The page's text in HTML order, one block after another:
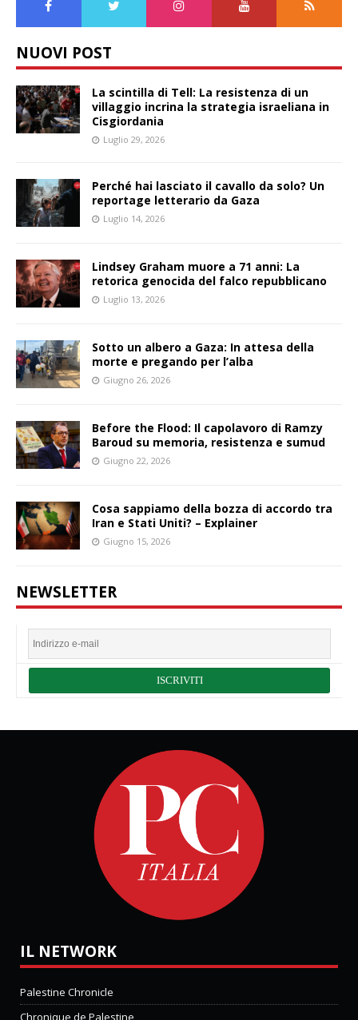
NUOVI POST
La scintilla di Tell: La resistenza di un
villaggio incrina la strategia israeliana in
Cisgiordania
Luglio 29, 2026
Perché hai lasciato il cavallo da solo? Un
reportage letterario da Gaza
Luglio 14, 2026
Lindsey Graham muore a 71 anni: La
retorica genocida del falco repubblicano
Luglio 13, 2026
Sotto un albero a Gaza: In attesa della
morte e pregando per l’alba
Giugno 26, 2026
Before the Flood: Il capolavoro di Ramzy
Baroud su memoria, resistenza e sumud
Giugno 22, 2026
Cosa sappiamo della bozza di accordo tra
Iran e Stati Uniti? – Explainer
Giugno 15, 2026
NEWSLETTER
IL NETWORK
Palestine Chronicle
Chronique de Palestine